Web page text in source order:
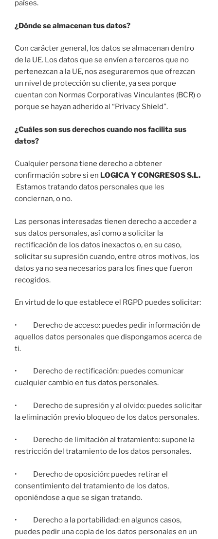
países.
¿Dónde se almacenan tus datos?
Con carácter general, los datos se almacenan dentro
de la UE. Los datos que se envíen a terceros que no
pertenezcan a la UE, nos aseguraremos que ofrezcan
un nivel de protección su cliente, ya sea porque
cuentan con Normas Corporativas Vinculantes (BCR) o
porque se hayan adherido al “Privacy Shield”.
¿Cuáles son sus derechos cuando nos facilita sus
datos?
Cualquier persona tiene derecho a obtener
confirmación sobre si en LOGICA Y CONGRESOS S.L.
Estamos tratando datos personales que les
conciernan, o no.
Las personas interesadas tienen derecho a acceder a
sus datos personales, así como a solicitar la
rectificación de los datos inexactos o, en su caso,
solicitar su supresión cuando, entre otros motivos, los
datos ya no sea necesarios para los fines que fueron
recogidos.
En virtud de lo que establece el RGPD puedes solicitar:
• Derecho de acceso: puedes pedir información de
aquellos datos personales que dispongamos acerca de
ti.
• Derecho de rectificación: puedes comunicar
cualquier cambio en tus datos personales.
• Derecho de supresión y al olvido: puedes solicitar
la eliminación previo bloqueo de los datos personales.
• Derecho de limitación al tratamiento: supone la
restricción del tratamiento de los datos personales.
• Derecho de oposición: puedes retirar el
consentimiento del tratamiento de los datos,
oponiéndose a que se sigan tratando.
• Derecho a la portabilidad: en algunos casos,
puedes pedir una copia de los datos personales en un